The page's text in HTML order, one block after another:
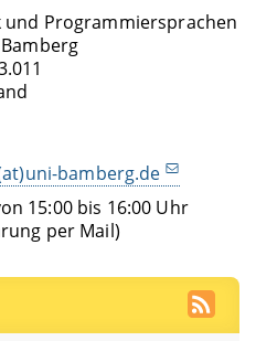
Programmiersprachen
bamberg.de
15:00 bis 16:00 Uhr
per Mail)